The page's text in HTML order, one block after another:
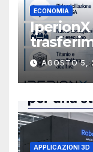
ECONOMIA
Stati
ha
Loparco
AGOSTO
APPLICAZIONI 3D